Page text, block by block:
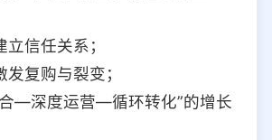
信任关系；
复购与裂变；
—深度运营—循环转化”的增长